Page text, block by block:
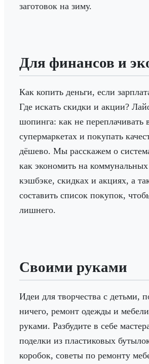
заготовок на зиму.
Для финансов и
Как копить деньги, если
Где искать скидки и акции?
шопинга: как не переплачивать
супермаркетах и покупать
дёшево. Мы расскажем о
как экономить на коммунальных
кэшбэке, скидках и акциях, а
составить список покупок,
лишнего.
Своими руками
Идеи для творчества с детьми,
ничего, ремонт одежды и
руками. Разбудите в себе
поделки из пластиковых
коробок, советы по ремонту